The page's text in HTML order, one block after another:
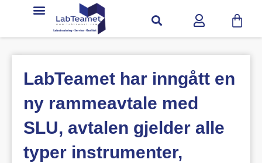
LabTeamet har inngått en
ny rammeavtale med
SLU, avtalen gjelder alle
typer instrumenter,